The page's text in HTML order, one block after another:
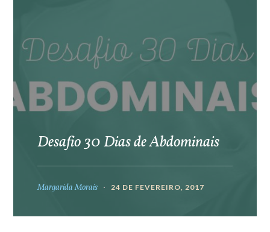
Desafio 30 Dias de Abdominais
Margarida Morais 24 DE FEVEREIRO, 2017